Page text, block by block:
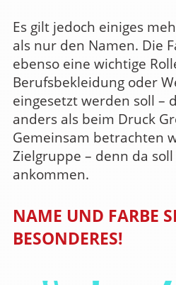
Es gilt jedoch einiges
als nur den Namen. Die
ebenso eine wichtige
Berufsbekleidung oder
eingesetzt werden soll –
anders als beim Druck
Gemeinsam betrachten
Zielgruppe – denn da
ankommen.
NAME UND FARBE
BESONDERES!